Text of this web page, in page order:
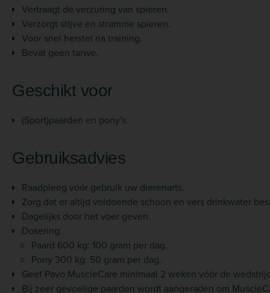
Vertraagt de verzuring van spieren.
Verzorgt stijve en stramme spieren.
Voor snel herstel na training.
Bevat geen tarwe.
Geschikt voor
(Sport)paarden en pony's.
Gebruiksadvies
Raadpleeg vóór gebruik uw dierenarts.
Zorg dat er altijd voldoende schoon en vers drinkwater
Dagelijks door het voer geven.
Dosering:
Paard 600 kg: 100 gram per dag.
Pony 300 kg: 50 gram per dag.
Geef Pavo MuscleCare minimaal 2 weken vóór de
Bij zeer gevoelige paarden wordt aangeraden om